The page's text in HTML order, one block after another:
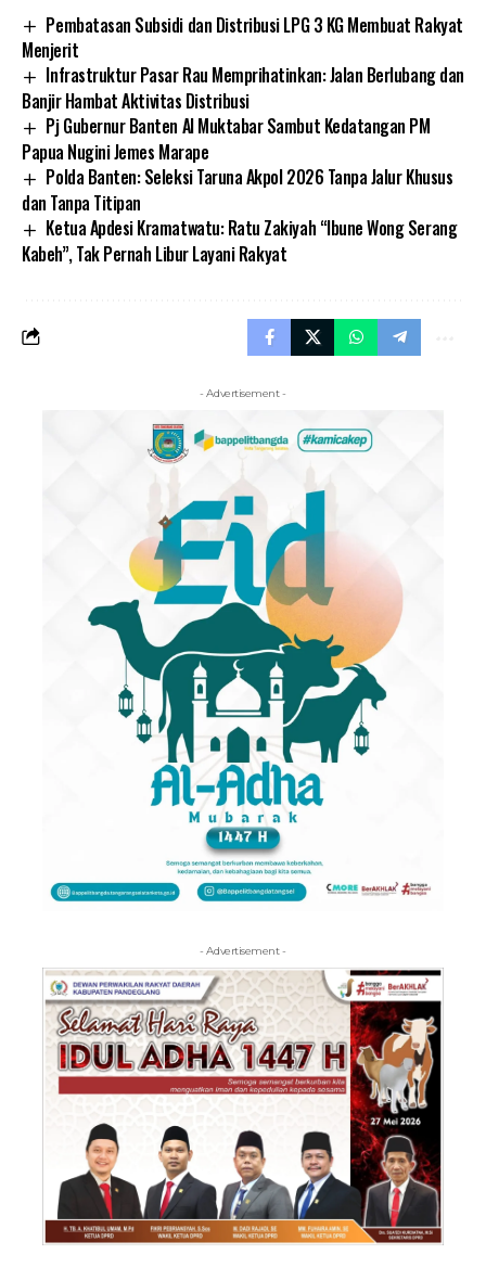
Pembatasan Subsidi dan Distribusi LPG 3 KG Membuat Rakyat
Menjerit
Infrastruktur Pasar Rau Memprihatinkan: Jalan Berlubang dan
Banjir Hambat Aktivitas Distribusi
Pj Gubernur Banten Al Muktabar Sambut Kedatangan PM
Papua Nugini Jemes Marape
Polda Banten: Seleksi Taruna Akpol 2026 Tanpa Jalur Khusus
dan Tanpa Titipan
Ketua Apdesi Kramatwatu: Ratu Zakiyah “Ibune Wong Serang
Kabeh”, Tak Pernah Libur Layani Rakyat
- Advertisement -
- Advertisement -